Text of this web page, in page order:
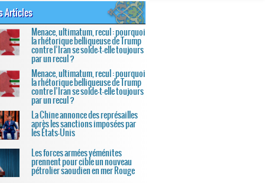
Articles
Menace, ultimatum, recul : pourquoi
la rhétorique belliqueuse de Trump
contre l’Iran se solde-t-elle toujours
par un recul ?
Menace, ultimatum, recul : pourquoi
la rhétorique belliqueuse de Trump
contre l’Iran se solde-t-elle toujours
par un recul ?
La Chine annonce des représailles
après les sanctions imposées par
les États-Unis
Les forces armées yéménites
prennent pour cible un nouveau
pétrolier saoudien en mer Rouge